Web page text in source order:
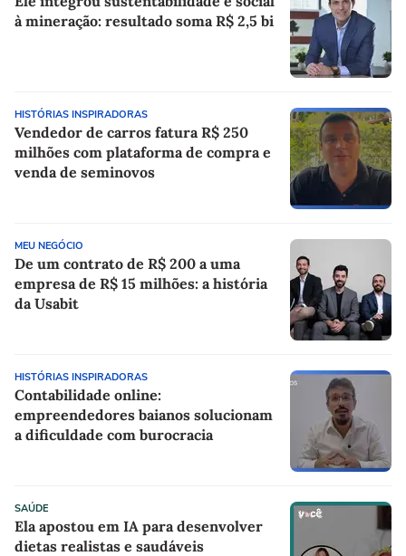
à mineração: resultado soma R$ 2,5 bi
HISTÓRIAS INSPIRADORAS
Vendedor de carros fatura R$ 250
milhões com plataforma de compra e
venda de seminovos
MEU NEGÓCIO
De um contrato de R$ 200 a uma
empresa de R$ 15 milhões: a história
da Usabit
HISTÓRIAS INSPIRADORAS
Contabilidade online:
empreendedores baianos solucionam
a dificuldade com burocracia
SAÚDE
Ela apostou em IA para desenvolver
dietas realistas e saudáveis